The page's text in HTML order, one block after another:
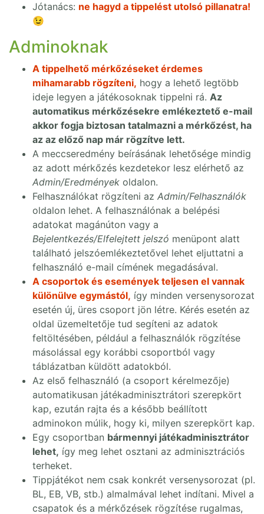
Jótanács: ne hagyd a tippelést utolsó pillanatra!
😉
Adminoknak
A tippelhető mérkőzéseket érdemes
mihamarabb rögzíteni, hogy a lehető legtöbb
ideje legyen a játékosoknak tippelni rá. Az
automatikus mérkőzésekre emlékeztető e-mail
akkor fogja biztosan tatalmazni a mérkőzést, ha
az az előző nap már rögzítve lett.
A meccseredmény beírásának lehetősége mindig
az adott mérkőzés kezdetekor lesz elérhető az
Admin/Eredmények oldalon.
Felhasználókat rögzíteni az Admin/Felhasználók
oldalon lehet. A felhasználónak a belépési
adatokat magánúton vagy a
Bejelentkezés/Elfelejtett jelszó menüpont alatt
található jelszóemlékeztetővel lehet eljuttatni a
felhasználó e-mail címének megadásával.
A csoportok és események teljesen el vannak
különülve egymástól, így minden versenysorozat
esetén új, üres csoport jön létre. Kérés esetén az
oldal üzemeltetője tud segíteni az adatok
feltöltésében, például a felhasználók rögzítése
másolással egy korábbi csoportból vagy
táblázatban küldött adatokból.
Az első felhasználó (a csoport kérelmezője)
automatikusan játékadminisztrátori szerepkört
kap, ezután rajta és a később beállított
adminokon múlik, hogy ki, milyen szerepkört kap.
Egy csoportban bármennyi játékadminisztrátor
lehet, így meg lehet osztani az adminisztrációs
terheket.
Tippjátékot nem csak konkrét versenysorozat (pl.
BL, EB, VB, stb.) almalmával lehet indítani. Mivel a
csapatok és a mérkőzések rögzítése rugalmas,